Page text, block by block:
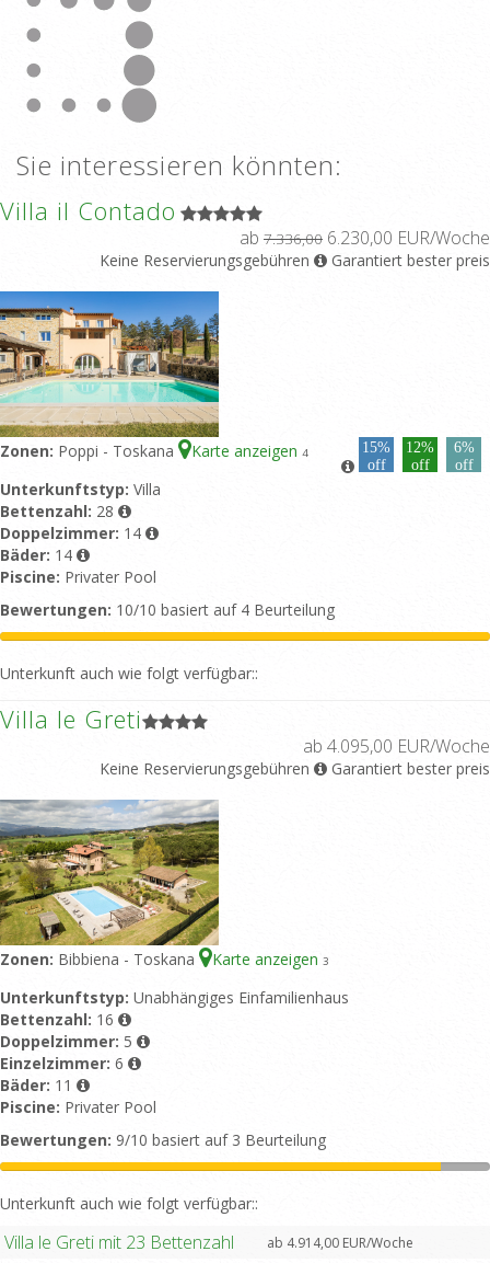
Sie interessieren könnten:
Villa il Contado
ab 7.336,00 6.230,00 EUR/Woche
Keine Reservierungsgebühren Garantiert bester preis
Zonen: Poppi - Toskana Karte anzeigen 4
15%
off
12%
off
6%
off
Unterkunftstyp: Villa
Bettenzahl: 28
Doppelzimmer: 14
Bäder: 14
Piscine: Privater Pool
Bewertungen: 10/10 basiert auf 4 Beurteilung
Unterkunft auch wie folgt verfügbar::
Villa le Greti
ab 4.095,00 EUR/Woche
Keine Reservierungsgebühren Garantiert bester preis
Zonen: Bibbiena - Toskana Karte anzeigen 3
Unterkunftstyp: Unabhängiges Einfamilienhaus
Bettenzahl: 16
Doppelzimmer: 5
Einzelzimmer: 6
Bäder: 11
Piscine: Privater Pool
Bewertungen: 9/10 basiert auf 3 Beurteilung
Unterkunft auch wie folgt verfügbar::
Villa le Greti mit 23 Bettenzahl ab 4.914,00 EUR/Woche